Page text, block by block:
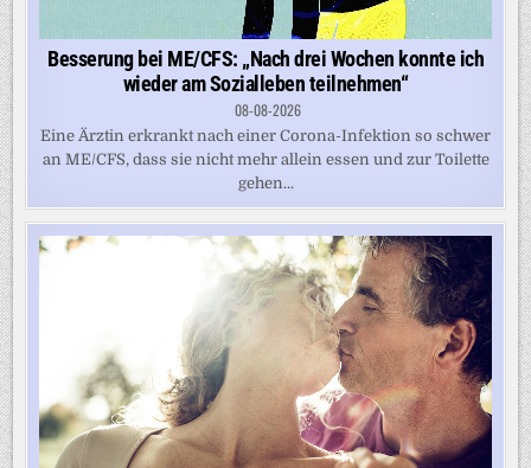
Besserung bei ME/CFS: „Nach drei Wochen konnte ich
wieder am Sozialleben teilnehmen“
08-08-2026
Eine Ärztin erkrankt nach einer Corona-Infektion so schwer
an ME/CFS, dass sie nicht mehr allein essen und zur Toilette
gehen...